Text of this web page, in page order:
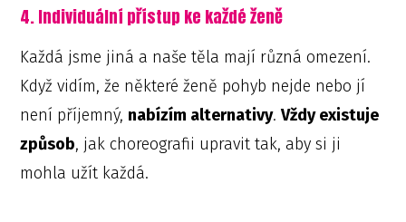
4. Individuální přístup ke každé ženě
Každá jsme jiná a naše těla mají různá omezení.
Když vidím, že některé ženě pohyb nejde nebo jí
není příjemný, nabízím alternativy.Vždy existuje
způsob, jak choreografii upravit tak, aby si ji
mohla užít každá.